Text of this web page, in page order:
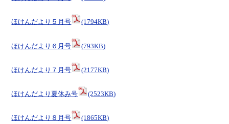
ほけんだより５月号 (1794KB)
ほけんだより６月号 (793KB)
ほけんだより７月号 (2177KB)
ほけんだより夏休み号 (2523KB)
ほけんだより８月号 (1865KB)